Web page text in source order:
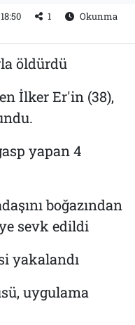
1
Okunma
öldürdü
İlker Er'in (38),
yapan 4
boğazından
sevk edildi
yakalandı
uygulama